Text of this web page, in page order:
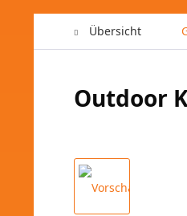
Übersicht
Outdoor